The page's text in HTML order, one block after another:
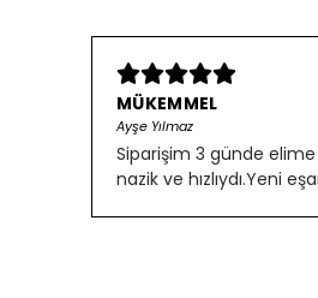
MÜKEMMEL
Ayşe Yılmaz
Siparişim 3 günde
nazik ve hızlıydı.Yeni